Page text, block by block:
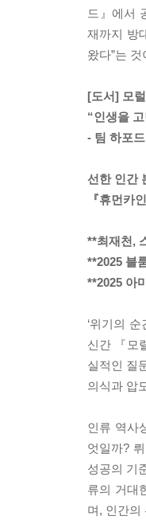
드』에서
재까지 방
왔다”는 것
[도서] 모
“인생을
- 팀 하포
선한 인간
『휴먼카
**최재천,
**2025 블
**2025 아
‘위기의
신간 『모
실적인 질
의식과 압
인류 역사
엇일까?
성공의 기
류의 거대
며, 인간의